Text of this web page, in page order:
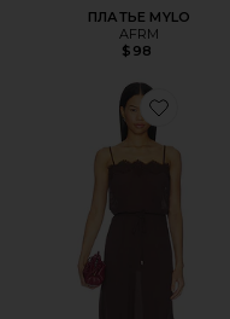
ПЛАТЬЕ MYLO
AFRM
$98
Favorite